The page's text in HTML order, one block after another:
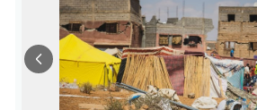
Previous